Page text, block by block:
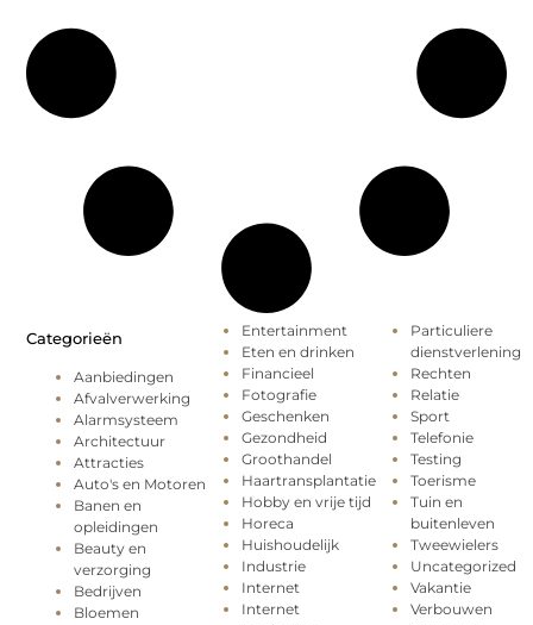
Categorieën
Aanbiedingen
Afvalverwerking
Alarmsysteem
Architectuur
Attracties
Auto's en Motoren
Banen en
opleidingen
Beauty en
verzorging
Bedrijven
Bloemen
Entertainment
Eten en drinken
Financieel
Fotografie
Geschenken
Gezondheid
Groothandel
Haartransplantatie
Hobby en vrije tijd
Horeca
Huishoudelijk
Industrie
Internet
Internet
Particuliere
dienstverlening
Rechten
Relatie
Sport
Telefonie
Testing
Toerisme
Tuin en
buitenleven
Tweewielers
Uncategorized
Vakantie
Verbouwen